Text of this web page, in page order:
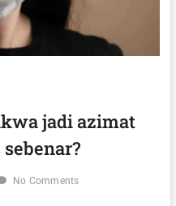
jadi azimat
No Comments